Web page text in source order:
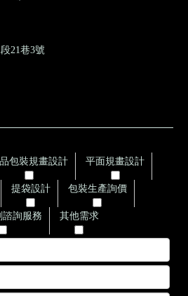
21巷3號
包裝規畫設計 平面規畫設計
提袋設計 包裝生產詢價
諮詢服務 其他需求